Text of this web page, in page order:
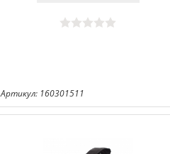
Артикул: 160301511